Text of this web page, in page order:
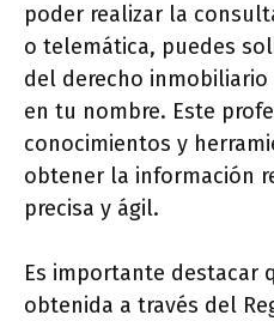
poder realizar la
o telemática, puedes
del derecho
en tu nombre. Este
conocimientos y
obtener la información
precisa y ágil.
Es importante destacar
obtenida a través del